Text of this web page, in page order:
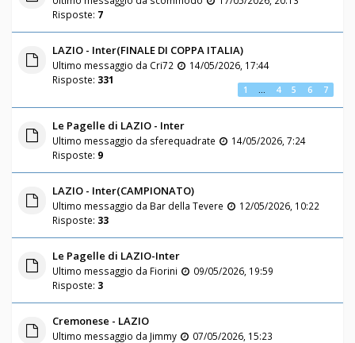
Risposte: 7
LAZIO - Inter(FINALE DI COPPA ITALIA)
Ultimo messaggio da Cri72
14/05/2026, 17:44
Risposte: 331
1 … 4 5 6 7
Le Pagelle di LAZIO - Inter
Ultimo messaggio da sferequadrate
14/05/2026, 7:24
Risposte: 9
LAZIO - Inter(CAMPIONATO)
Ultimo messaggio da Bar della Tevere
12/05/2026, 10:22
Risposte: 33
Le Pagelle di LAZIO-Inter
Ultimo messaggio da Fiorini
09/05/2026, 19:59
Risposte: 3
Cremonese - LAZIO
Ultimo messaggio da Jimmy
07/05/2026, 15:23